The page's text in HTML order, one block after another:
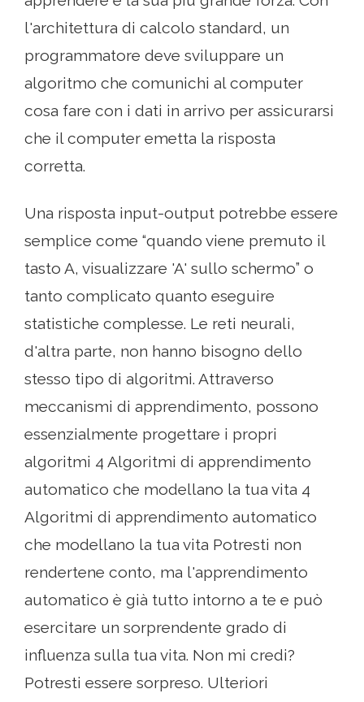
l'architettura di calcolo standard, un
programmatore deve sviluppare un
algoritmo che comunichi al computer
cosa fare con i dati in arrivo per assicurarsi
che il computer emetta la risposta
corretta.
Una risposta input-output potrebbe essere
semplice come “quando viene premuto il
tasto A, visualizzare 'A' sullo schermo” o
tanto complicato quanto eseguire
statistiche complesse. Le reti neurali,
d'altra parte, non hanno bisogno dello
stesso tipo di algoritmi. Attraverso
meccanismi di apprendimento, possono
essenzialmente progettare i propri
algoritmi 4 Algoritmi di apprendimento
automatico che modellano la tua vita 4
Algoritmi di apprendimento automatico
che modellano la tua vita Potresti non
rendertene conto, ma l'apprendimento
automatico è già tutto intorno a te e può
esercitare un sorprendente grado di
influenza sulla tua vita. Non mi credi?
Potresti essere sorpreso. Ulteriori